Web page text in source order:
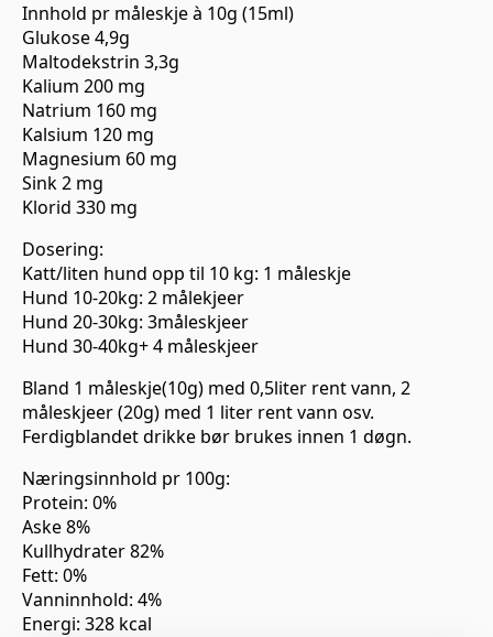
Innhold pr måleskje à 10g (15ml)
Glukose 4,9g
Maltodekstrin 3,3g
Kalium 200 mg
Natrium 160 mg
Kalsium 120 mg
Magnesium 60 mg
Sink 2 mg
Klorid 330 mg
Dosering:
Katt/liten hund opp til 10 kg: 1 måleskje
Hund 10-20kg: 2 målekjeer
Hund 20-30kg: 3måleskjeer
Hund 30-40kg+ 4 måleskjeer
Bland 1 måleskje(10g) med 0,5liter rent vann, 2
måleskjeer (20g) med 1 liter rent vann osv.
Ferdigblandet drikke bør brukes innen 1 døgn.
Næringsinnhold pr 100g:
Protein: 0%
Aske 8%
Kullhydrater 82%
Fett: 0%
Vanninnhold: 4%
Energi: 328 kcal